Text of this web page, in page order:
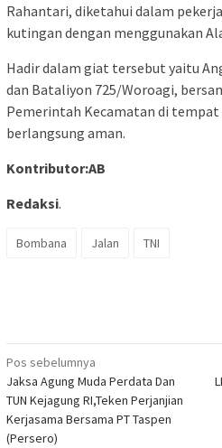
Rahantari, diketahui dalam
kutingan dengan menggunakan
Hadir dalam giat tersebut yaitu
dan Bataliyon 725/Woroagi,
Pemerintah Kecamatan di
berlangsung aman.
Kontributor:AB
Redaksi.
Bombana Jalan TNI
Navigasi
pos
Pos sebelumnya
Jaksa Agung Muda Perdata Dan
TUN Kejagung RI,Teken Perjanjian
Kerjasama Bersama PT Taspen
(Persero)